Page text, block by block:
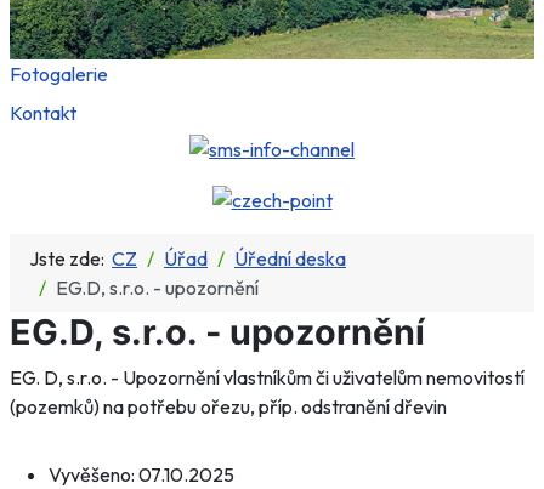
Fotogalerie
Kontakt
Jste zde: CZ Úřad
Úřední deska
EG.D, s.r.o. - upozornění
EG.D, s.r.o. - upozornění
EG. D, s.r.o. - Upozornění vlastníkům či uživatelům nemovitostí
(pozemků) na potřebu ořezu, příp. odstranění dřevin
Vyvěšeno: 07.10.2025